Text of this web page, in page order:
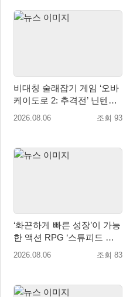
비대칭 술래잡기 게임 ‘오바
케이도로 2: 추격전’ 닌텐도
eShop 출시
2026.08.06 조회 93
‘화끈하게 빠른 성장’이 가능
한 액션 RPG ‘스튜피드 네
버 다이즈’ 패키지판 예약판
2026.08.06 조회 83